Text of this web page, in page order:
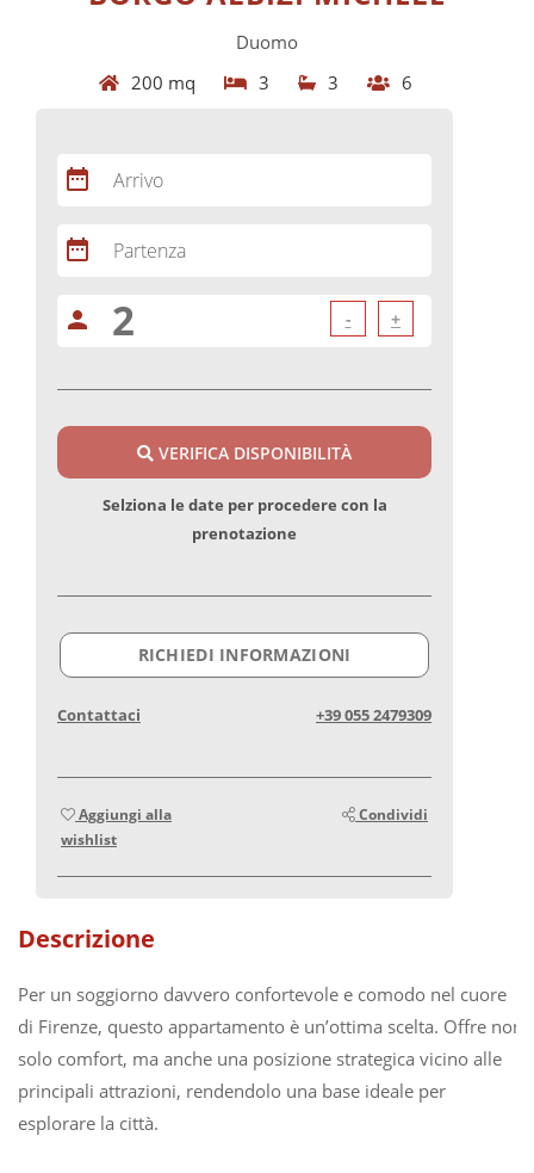
Duomo
200 mq
3 3 6
Descrizione
Per un soggiorno davvero confortevole e comodo nel cuore
di Firenze, questo appartamento è un’ottima scelta. Offre non
solo comfort, ma anche una posizione strategica vicino alle
principali attrazioni, rendendolo una base ideale per
esplorare la città.
date_range Arrivo
date_range Partenza
person - +
VERIFICA DISPONIBILITÀ
Selziona le date per procedere con la
prenotazione
RICHIEDI INFORMAZIONI
Contattaci +39 055 2479309
Aggiungi alla
wishlist
Condividi